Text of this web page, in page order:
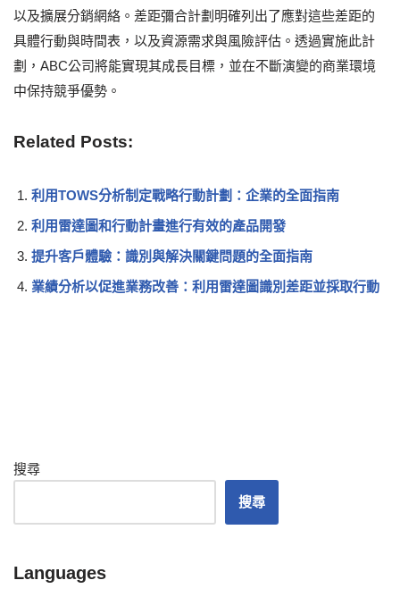
以及擴展分銷網絡。差距彌合計劃明確列出了應對這些差距的
具體行動與時間表，以及資源需求與風險評估。透過實施此計
劃，ABC公司將能實現其成長目標，並在不斷演變的商業環境
中保持競爭優勢。
Related Posts:
利用TOWS分析制定戰略行動計劃：企業的全面指南
利用雷達圖和行動計畫進行有效的產品開發
提升客戶體驗：識別與解決關鍵問題的全面指南
業績分析以促進業務改善：利用雷達圖識別差距並採取行動
搜尋
搜尋
Languages